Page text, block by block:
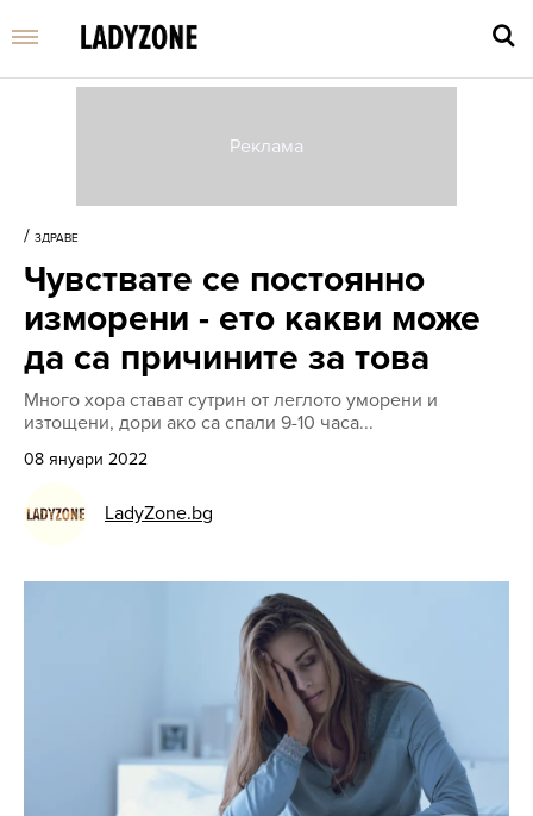
/ ЗДРАВЕ
Чувствате се постоянно
изморени - ето какви може
да са причините за това
Много хора стават сутрин от леглото уморени и
изтощени, дори ако са спали 9-10 часа...
08 януари 2022
LadyZone.bg